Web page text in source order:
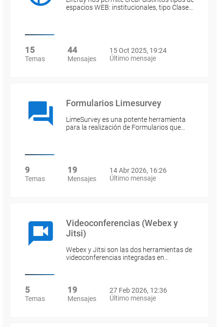
espacios WEB: institucionales, tipo Clase…
15
Temas
44
Mensajes
15 Oct 2025, 19:24
Último mensaje
Formularios Limesurvey
LimeSurvey es una potente herramienta
para la realización de Formularios que…
9
Temas
19
Mensajes
14 Abr 2026, 16:26
Último mensaje
Videoconferencias (Webex y
Jitsi)
Webex y Jitsi son las dos herramientas de
videoconferencias integradas en…
5
Temas
19
Mensajes
27 Feb 2026, 12:36
Último mensaje